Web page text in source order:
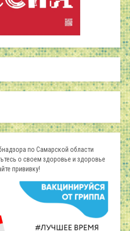
по Самарской области
о своем здоровье и здоровье
прививку!